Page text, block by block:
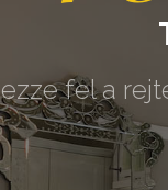
fel a